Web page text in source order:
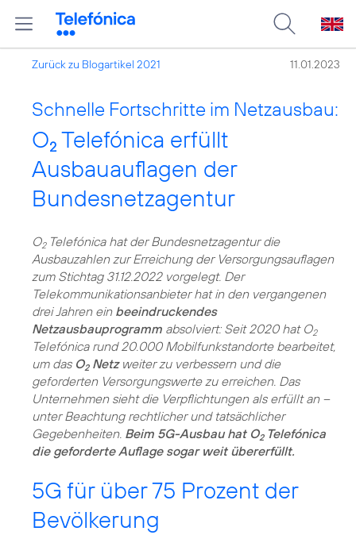
Zurück zu Blogartikel 2021 11.01.2023
Schnelle Fortschritte im Netzausbau:
O2 Telefónica erfüllt
Ausbauauflagen der
Bundesnetzagentur
O2Telefónica hat der Bundesnetzagentur die
Ausbauzahlen zur Erreichung der Versorgungsauflagen
zum Stichtag 31.12.2022 vorgelegt. Der
Telekommunikationsanbieter hat in den vergangenen
drei Jahren ein beeindruckendes
Netzausbauprogramm absolviert: Seit 2020 hat O2
Telefónica rund 20.000 Mobilfunkstandorte bearbeitet,
um das O2Netzweiter zu verbessern und die
geforderten Versorgungswerte zu erreichen. Das
Unternehmen sieht die Verpflichtungen als erfüllt an –
unter Beachtung rechtlicher und tatsächlicher
Gegebenheiten. Beim 5G-Ausbau hat O2Telefónica
die geforderte Auflage sogar weit übererfüllt.
5G für über 75 Prozent der
Bevölkerung